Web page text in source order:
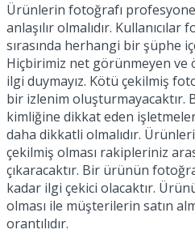
Ürünlerin fotoğrafı
anlaşılır olmalıdır.
sırasında herhangi bir şüphe
Hiçbirimiz net görünmeyen ve
ilgi duymayız. Kötü çekilmiş
bir izlenim oluşturmayacaktır.
kimliğine dikkat eden
daha dikkatli olmalıdır.
çekilmiş olması rakipleriniz
çıkaracaktır. Bir ürünün
kadar ilgi çekici olacaktır.
olması ile müşterilerin satın
orantılıdır.